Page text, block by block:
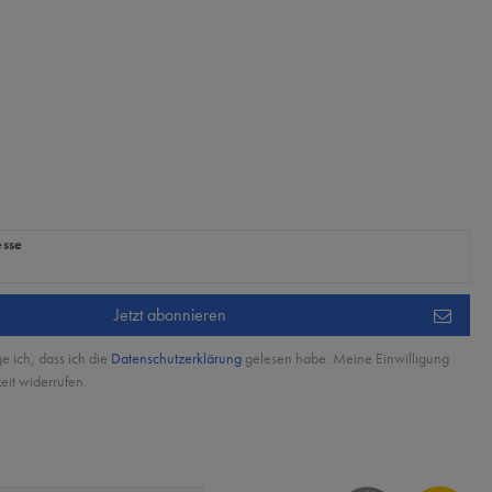
Jetzt abonnieren
ich, dass ich die Daten­schutz­erklärung gelesen habe. Meine Einwilligung
widerrufen.